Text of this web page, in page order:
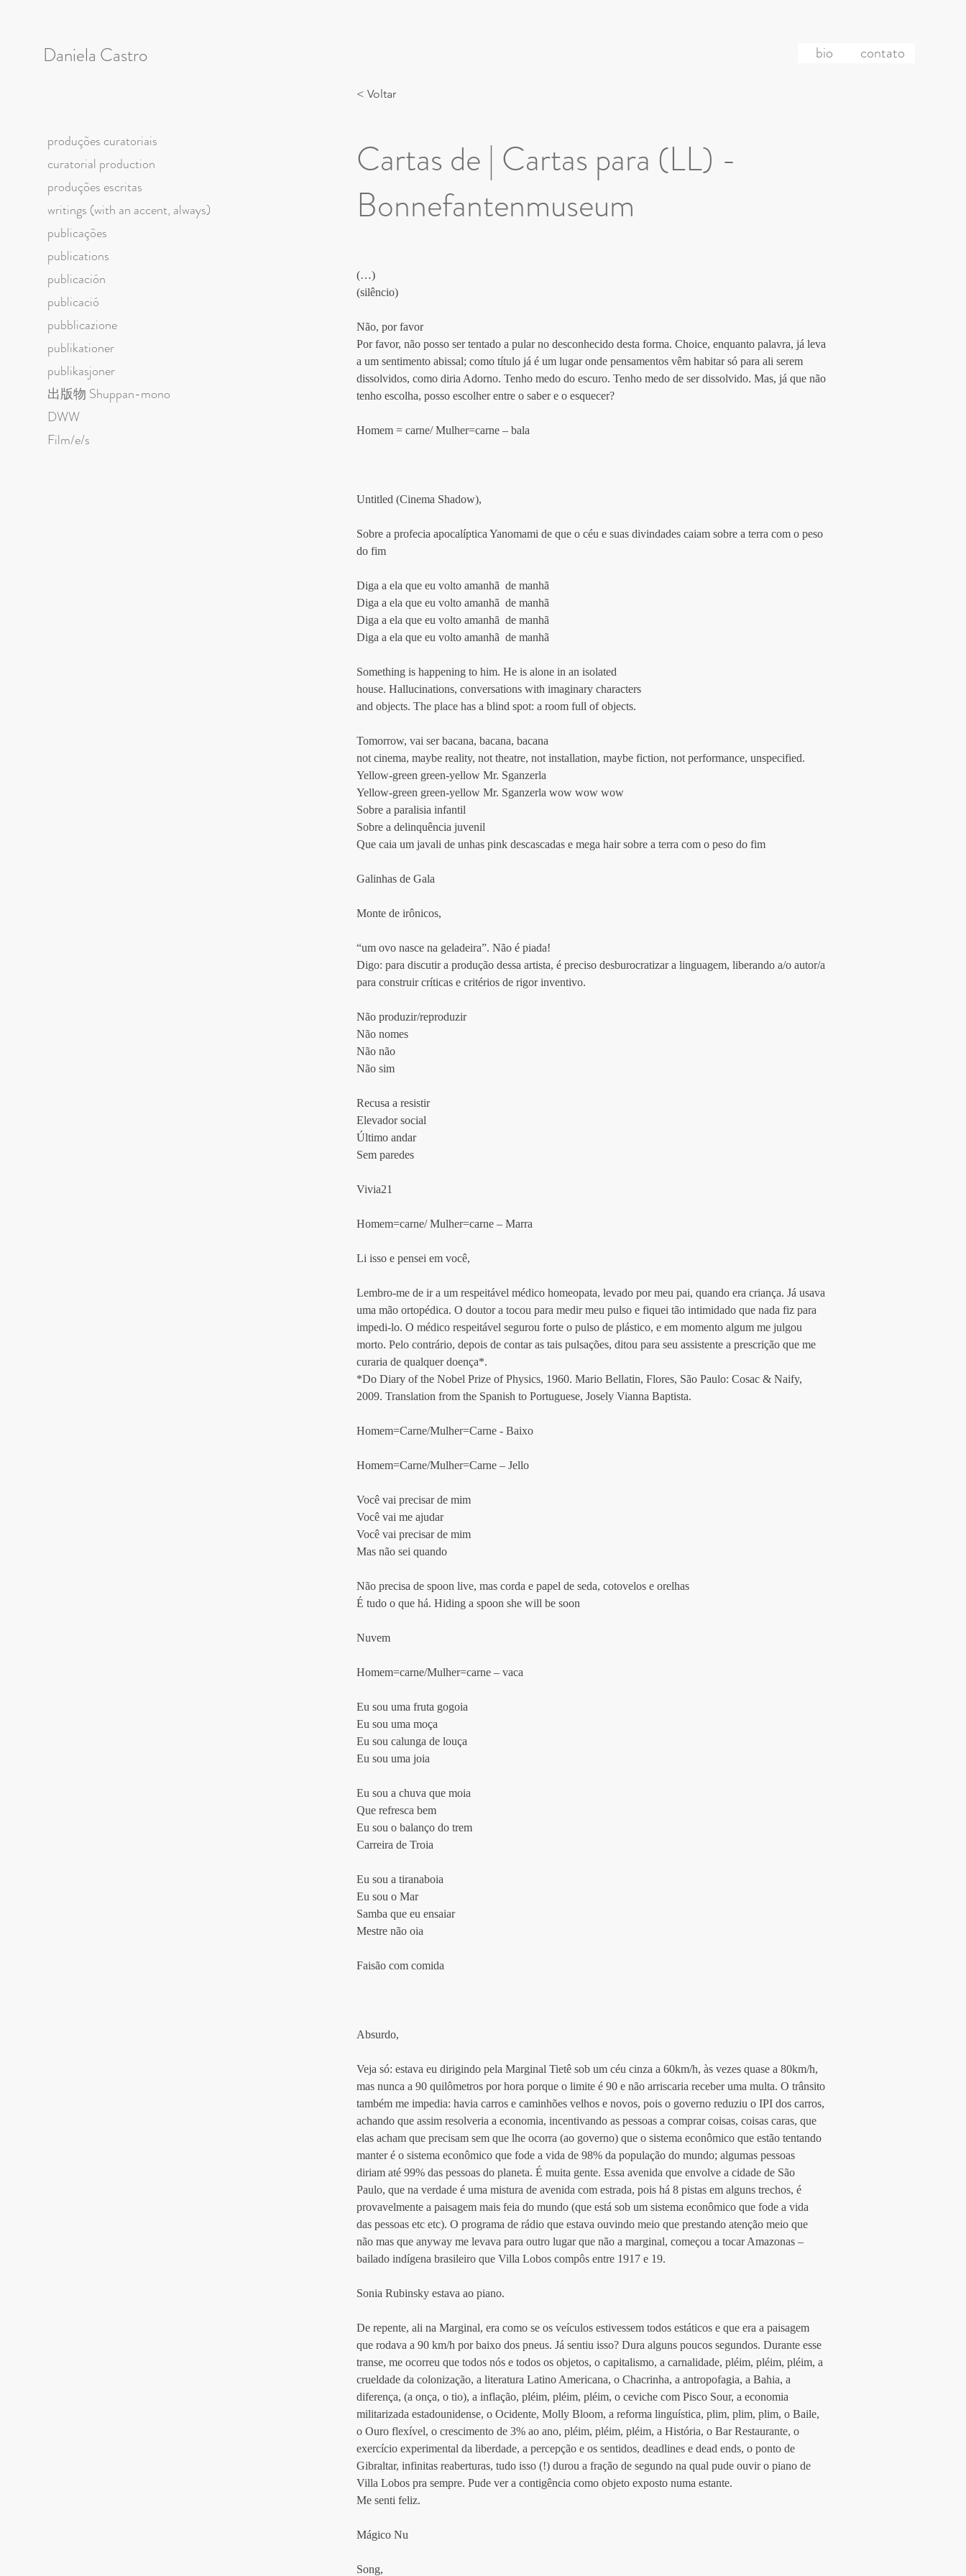
produções curatoriais
curatorial production
produções escritas
writings (with an accent, always)
publicações
publications
publicación
publicació
pubblicazione
publikationer
publikasjoner
出版物 Shuppan-mono
DWW
Film/e/s
Daniela Castro bio contato
< Voltar
Cartas de | Cartas para (LL) -
Bonnefantenmuseum
(…)
(silêncio)
Não, por favor
Por favor, não posso ser tentado a pular no desconhecido desta forma. Choice, enquanto palavra, já leva
a um sentimento abissal; como título já é um lugar onde pensamentos vêm habitar só para ali serem
dissolvidos, como diria Adorno. Tenho medo do escuro. Tenho medo de ser dissolvido. Mas, já que não
tenho escolha, posso escolher entre o saber e o esquecer?
Homem = carne/ Mulher=carne – bala
Untitled (Cinema Shadow),
Sobre a profecia apocalíptica Yanomami de que o céu e suas divindades caiam sobre a terra com o peso
do fim
Diga a ela que eu volto amanhã  de manhã
Diga a ela que eu volto amanhã  de manhã
Diga a ela que eu volto amanhã  de manhã
Diga a ela que eu volto amanhã  de manhã
Something is happening to him. He is alone in an isolated
house. Hallucinations, conversations with imaginary characters
and objects. The place has a blind spot: a room full of objects.
Tomorrow, vai ser bacana, bacana, bacana
not cinema, maybe reality, not theatre, not installation, maybe fiction, not performance, unspecified.
Yellow-green green-yellow Mr. Sganzerla
Yellow-green green-yellow Mr. Sganzerla wow wow wow
Sobre a paralisia infantil
Sobre a delinquência juvenil
Que caia um javali de unhas pink descascadas e mega hair sobre a terra com o peso do fim
Galinhas de Gala
Monte de irônicos,
“um ovo nasce na geladeira”. Não é piada!
Digo: para discutir a produção dessa artista, é preciso desburocratizar a linguagem, liberando a/o autor/a
para construir críticas e critérios de rigor inventivo.
Não produzir/reproduzir
Não nomes
Não não
Não sim
Recusa a resistir
Elevador social
Último andar
Sem paredes
Vivia21
Homem=carne/ Mulher=carne – Marra
Li isso e pensei em você,
Lembro-me de ir a um respeitável médico homeopata, levado por meu pai, quando era criança. Já usava
uma mão ortopédica. O doutor a tocou para medir meu pulso e fiquei tão intimidado que nada fiz para
impedi-lo. O médico respeitável segurou forte o pulso de plástico, e em momento algum me julgou
morto. Pelo contrário, depois de contar as tais pulsações, ditou para seu assistente a prescrição que me
curaria de qualquer doença*.
*Do Diary of the Nobel Prize of Physics, 1960. Mario Bellatin, Flores, São Paulo: Cosac & Naify,
2009. Translation from the Spanish to Portuguese, Josely Vianna Baptista.
Homem=Carne/Mulher=Carne - Baixo
Homem=Carne/Mulher=Carne – Jello
Você vai precisar de mim
Você vai me ajudar
Você vai precisar de mim
Mas não sei quando
Não precisa de spoon live, mas corda e papel de seda, cotovelos e orelhas
É tudo o que há. Hiding a spoon she will be soon
Nuvem
Homem=carne/Mulher=carne – vaca
Eu sou uma fruta gogoia
Eu sou uma moça
Eu sou calunga de louça
Eu sou uma joia
Eu sou a chuva que moia
Que refresca bem
Eu sou o balanço do trem
Carreira de Troia
Eu sou a tiranaboia
Eu sou o Mar
Samba que eu ensaiar
Mestre não oia
Faisão com comida
Absurdo,
Veja só: estava eu dirigindo pela Marginal Tietê sob um céu cinza a 60km/h, às vezes quase a 80km/h,
mas nunca a 90 quilômetros por hora porque o limite é 90 e não arriscaria receber uma multa. O trânsito
também me impedia: havia carros e caminhões velhos e novos, pois o governo reduziu o IPI dos carros,
achando que assim resolveria a economia, incentivando as pessoas a comprar coisas, coisas caras, que
elas acham que precisam sem que lhe ocorra (ao governo) que o sistema econômico que estão tentando
manter é o sistema econômico que fode a vida de 98% da população do mundo; algumas pessoas
diriam até 99% das pessoas do planeta. É muita gente. Essa avenida que envolve a cidade de São
Paulo, que na verdade é uma mistura de avenida com estrada, pois há 8 pistas em alguns trechos, é
provavelmente a paisagem mais feia do mundo (que está sob um sistema econômico que fode a vida
das pessoas etc etc). O programa de rádio que estava ouvindo meio que prestando atenção meio que
não mas que anyway me levava para outro lugar que não a marginal, começou a tocar Amazonas –
bailado indígena brasileiro que Villa Lobos compôs entre 1917 e 19.
Sonia Rubinsky estava ao piano.
De repente, ali na Marginal, era como se os veículos estivessem todos estáticos e que era a paisagem
que rodava a 90 km/h por baixo dos pneus. Já sentiu isso? Dura alguns poucos segundos. Durante esse
transe, me ocorreu que todos nós e todos os objetos, o capitalismo, a carnalidade, pléim, pléim, pléim, a
crueldade da colonização, a literatura Latino Americana, o Chacrinha, a antropofagia, a Bahia, a
diferença, (a onça, o tio), a inflação, pléim, pléim, pléim, o ceviche com Pisco Sour, a economia
militarizada estadounidense, o Ocidente, Molly Bloom, a reforma linguística, plim, plim, plim, o Baile,
o Ouro flexível, o crescimento de 3% ao ano, pléim, pléim, pléim, a História, o Bar Restaurante, o
exercício experimental da liberdade, a percepção e os sentidos, deadlines e dead ends, o ponto de
Gibraltar, infinitas reaberturas, tudo isso (!) durou a fração de segundo na qual pude ouvir o piano de
Villa Lobos pra sempre. Pude ver a contigência como objeto exposto numa estante.
Me senti feliz.
Mágico Nu
Song,